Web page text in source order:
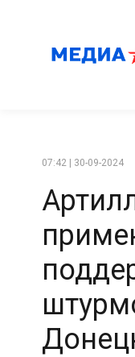
07:42 | 30-09-2024